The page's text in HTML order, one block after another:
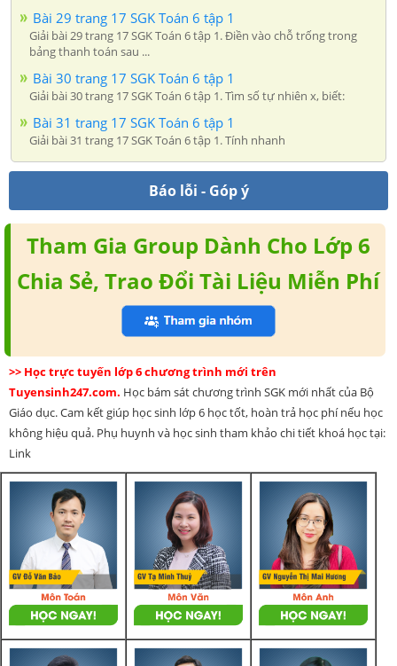
Bài 29 trang 17 SGK Toán 6 tập 1
Giải bài 29 trang 17 SGK Toán 6 tập 1. Điền vào chỗ trống trong
bảng thanh toán sau ...
Bài 30 trang 17 SGK Toán 6 tập 1
Giải bài 30 trang 17 SGK Toán 6 tập 1. Tìm số tự nhiên x, biết:
Bài 31 trang 17 SGK Toán 6 tập 1
Giải bài 31 trang 17 SGK Toán 6 tập 1. Tính nhanh
Báo lỗi - Góp ý
Tham Gia Group Dành Cho Lớp 6
Chia Sẻ, Trao Đổi Tài Liệu Miễn Phí
>> Học trực tuyến lớp 6 chương trình mới trên
Tuyensinh247.com. Học bám sát chương trình SGK mới nhất của Bộ
Giáo dục. Cam kết giúp học sinh lớp 6 học tốt, hoàn trả học phí nếu học
không hiệu quả. Phụ huynh và học sinh tham khảo chi tiết khoá học tại:
Link